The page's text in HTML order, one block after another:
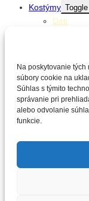
Na poskytovanie
súbory cookie na
Súhlas s týmito
správanie pri
alebo odvolanie
funkcie.
Kostýmy
Deti
Doplnky
Stolovanie
Klobúčiky
Obrúsky
Obrusy